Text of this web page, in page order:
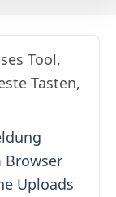
Tool,
Tasten,
Uploads